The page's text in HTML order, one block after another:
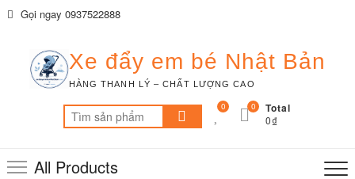
SkipGọi ngay 0937522888
Xe đẩy em bé Nhật Bản
HÀNG THANH LÝ – CHẤT LƯỢNG CAO
Tìm
kiếm:
0 Total
0₫
0
All Products